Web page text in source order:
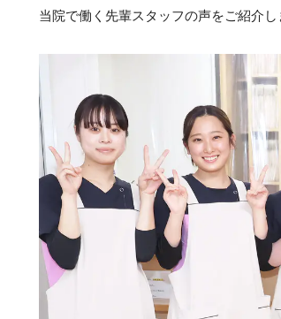
当院で働く先輩スタッフの声をご紹介し